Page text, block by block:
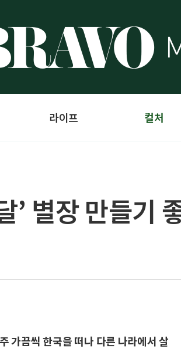
라이프 컬처
’ 별장 만들기
가끔씩 한국을 떠나 다른 나라에서 살